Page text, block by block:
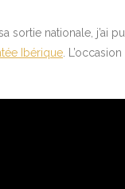
sortie nationale, j’ai
Ibérique .